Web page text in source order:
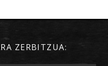
ZERBITZUA: